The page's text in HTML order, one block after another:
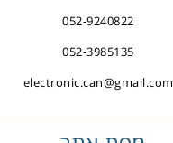
052-9240822
052-3985135
electronic.can@gmail.com